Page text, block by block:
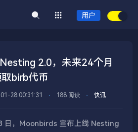
用户
2.0，未来24个月
birb代币
28 00:31:31 ⋅ 188 阅读 ⋅ 快讯
日，Moonbirds 宣布上线 Nesting